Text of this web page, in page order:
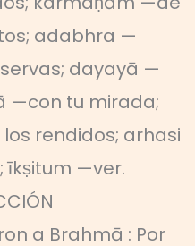
adabhra —
dayayā —
—con tu mirada;
rendidos; arhasi
īkṣitum —ver.
a Brahmā : Por